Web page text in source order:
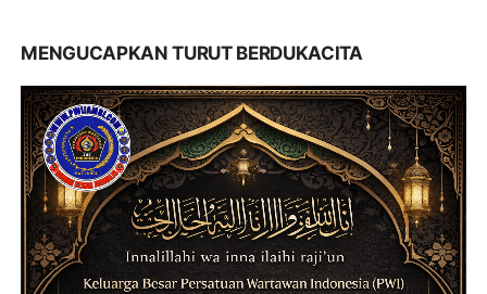
MENGUCAPKAN TURUT BERDUKACITA